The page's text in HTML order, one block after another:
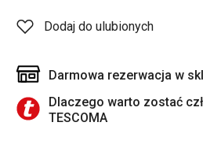
Dodaj do ulubionych
Darmowa rezerwacja w
Dlaczego warto zostać
TESCOMA